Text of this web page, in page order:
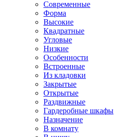
Современные
Форма
Высокие
Квадратные
Угловые
Низкие
Особенности
Встроенные
Из кладовки
Закрытые
Открытые
Раздвижные
Гардеробные шкафы
Назначение
В комнату